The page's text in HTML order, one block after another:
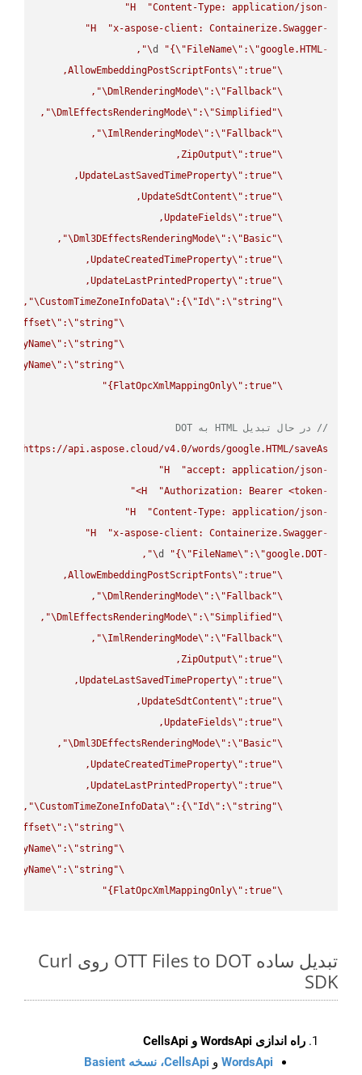
-
H
"Content-Type: application/json"
-
H
"x-aspose-client: Containerize.Swagger"
-
d "{\" FileName\" :\"google.HTML
\"
\"
AllowEmbeddingPostScriptFonts\"
\"
DmlRenderingMode\" :\" Fallback
\"
\"
DmlEffectsRenderingMode\" :\"Simplified
\"
\"
ImlRenderingMode\" :\" Fallback
\"
\"
ZipOutput\"
\"
UpdateLastSavedTimeProperty\"
\"
UpdateSdtContent\"
\"
UpdateFields\"
\"
Dml3DEffectsRenderingMode\" :\" Basic
\"
\"
UpdateCreatedTimeProperty\"
\"
UpdateLastPrintedProperty\"
\"
CustomTimeZoneInfoData\" :{\"Id\" :\"string
\"
\"
\" :\"string
\"
\" :\"string
\"
\" :\"string
\"
FlatOpcXmlMappingOnly\" :true}"
// در حال تبدیل HTML به DOT
"https://api.aspose.cloud/v4.0/words/google.HTML/saveAs"
-
H
"accept: application/json"
-
H
"Authorization: Bearer <token>"
-
H
"Content-Type: application/json"
-
H
"x-aspose-client: Containerize.Swagger"
-
d "{\" FileName\" :\"google.DOT
\"
\"
AllowEmbeddingPostScriptFonts\"
\"
DmlRenderingMode\" :\" Fallback
\"
\"
DmlEffectsRenderingMode\" :\"Simplified
\"
\"
ImlRenderingMode\" :\" Fallback
\"
\"
ZipOutput\"
\"
UpdateLastSavedTimeProperty\"
\"
UpdateSdtContent\"
\"
UpdateFields\"
\"
Dml3DEffectsRenderingMode\" :\" Basic
\"
\"
UpdateCreatedTimeProperty\"
\"
UpdateLastPrintedProperty\"
\"
CustomTimeZoneInfoData\" :{\"Id\" :\"string
\"
\"
\" :\"string
\"
\" :\"string
\"
\" :\"string
\"
FlatOpcXmlMappingOnly\" :true}"
تبدیل ساده OTT Files to DOT روی Curl
SDK
راه اندازی WordsApi و CellsApi
WordsApi و CellsApi، نسخه Basient